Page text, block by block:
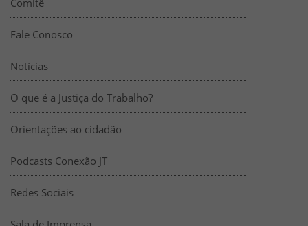
Comitê
Fale Conosco
Notícias
O que é a Justiça do Trabalho?
Orientações ao cidadão
Podcasts Conexão JT
Redes Sociais